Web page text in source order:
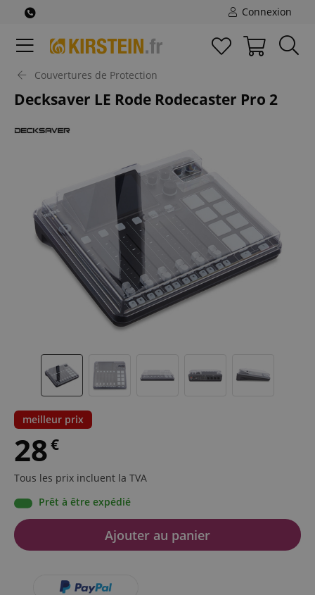
Connexion
Couvertures de Protection
Decksaver LE Rode Rodecaster Pro 2
meilleur prix
28€
Tous les prix incluent la TVA
Prêt à être expédié
Ajouter au panier